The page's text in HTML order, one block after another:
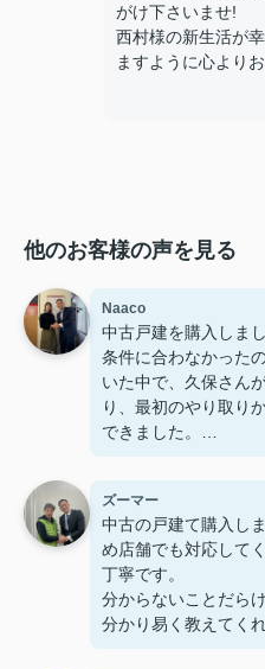
がけ下さいませ!
西村様の新生活が
ますように心より
他のお客様の声を見る
Naaco
中古戸建を購入しま
条件に合わなかった
いた中で、久保さん
り、最初のやり取り
できました。
スポンスが早く対応
ました。とても熱心
っては提案が少し積
が、その分しっかり
じました。
ズーマー
中古の戸建て購入し
め店舗でも対応して
丁寧です。
分からないことだら
分かり易く教えてく